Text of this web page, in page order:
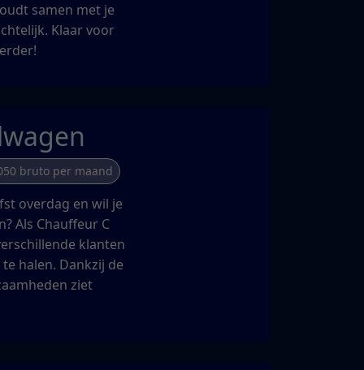
samen met je
Klaar voor
bruto per maand
overdag en wil je
Als Chauffeur C
klanten
halen. Dankzij de
ziet